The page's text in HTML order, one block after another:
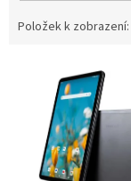
Položek k zobrazení: